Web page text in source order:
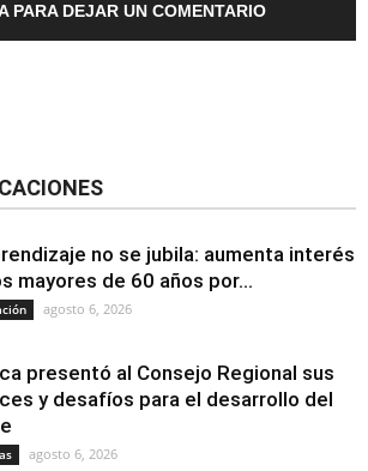
PARA DEJAR UN COMENTARIO
no se jubila: aumenta interés
mayores de 60 años por...
agosto 6, 2026
presentó al Consejo Regional sus
y desafíos para el desarrollo del
agosto 6, 2026